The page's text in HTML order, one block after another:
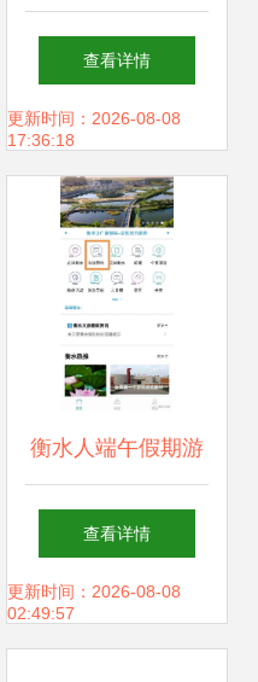
厅升级改造与文化
建设方案
查看详情
更新时间：2026-08-08
17:36:18
衡水人端午假期游
玩，这款小程序必
不可少
查看详情
更新时间：2026-08-08
02:49:57